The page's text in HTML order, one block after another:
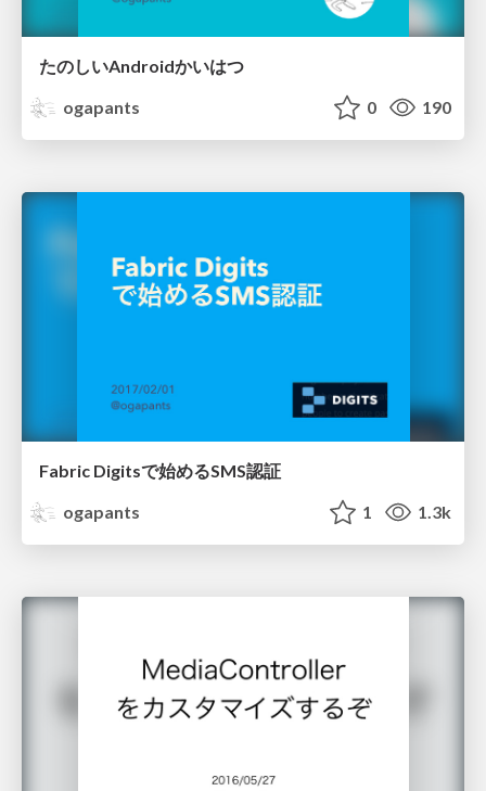
たのしいAndroidかいはつ
ogapants
0 190
Fabric Digitsで始めるSMS認証
ogapants
1 1.3k